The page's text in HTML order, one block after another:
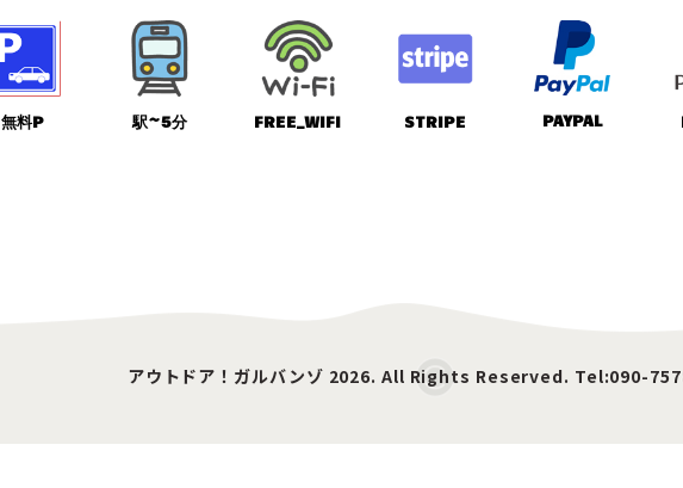
無料P 駅~5分 FREE_WIFI STRIPE PAYPAL
アウトドア！ガルバンゾ 2026. All Rights Reserved. Tel:090-